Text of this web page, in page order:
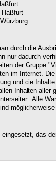
Haßfurt
durch die
nur dadurch
der Gruppe
im Internet.
und die
Inhalten aller
Alle
eingesetzt, das